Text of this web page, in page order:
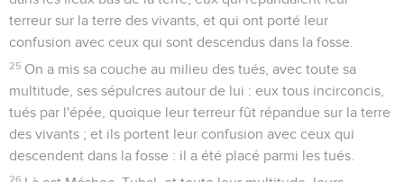
terreur sur la terre des vivants, et qui ont porté leur
confusion avec ceux qui sont descendus dans la fosse.
25 On a mis sa couche au milieu des tués, avec toute sa
multitude, ses sépulcres autour de lui : eux tous incirconcis,
tués par l'épée, quoique leur terreur fût répandue sur la terre
des vivants ; et ils portent leur confusion avec ceux qui
descendent dans la fosse : il a été placé parmi les tués.
26